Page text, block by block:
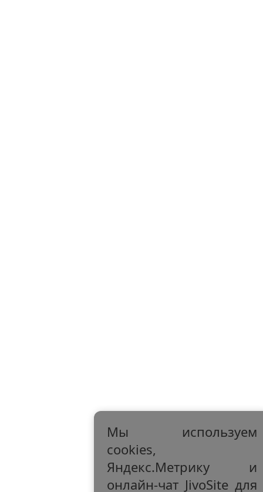
Мы используем
cookies,
Яндекс.Метрику и
онлайн-чат JivoSite для